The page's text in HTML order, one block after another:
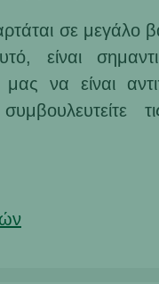
σε μεγάλο
είναι
μας να είναι